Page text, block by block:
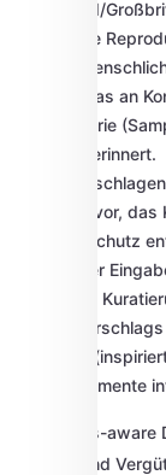
Deutschland/
semantische
könnte KI
ein Risiko, das an
Musikindustrie
Imitationen erinnert.
Als Lösung
vor, das
Copyright-Schutz
menschlicher
Engineering,
Kern des
folgende Elemente
Semantics-aware
Lizenz- und